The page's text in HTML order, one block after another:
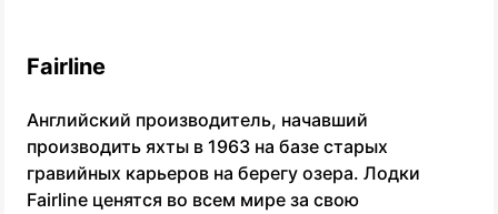
Fairline
Английский производитель, начавший
производить яхты в 1963 на базе старых
гравийных карьеров на берегу озера. Лодки
Fairline ценятся во всем мире за свою